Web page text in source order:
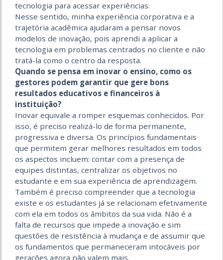
tecnologia para acessar experiências.
Nesse sentido, minha ex­periência corporativa e a
trajetória acadêmica ajudaram a pensar novos
modelos de inovação, pois aprendi a aplicar a
tecnologia em problemas centrados no cliente e não
tratá-la como o centro da resposta.
Quando se pensa em inovar o ensino, como os
gestores podem garantir que gere bons
resultados educativos e financeiros à
instituição?
Inovar equivale a romper esquemas conhecidos. Por
isso, é preciso realizá-lo de forma permanente,
progressiva e diversa. Os princípios fundamentais
que permitem gerar melhores resultados em todos
os aspectos incluem: contar com a presença de
equipes distintas, centralizar os objetivos no
estudante e em sua experiência de aprendizagem.
Também é preciso compreender que a tecnologia
existe e os estudantes já se relacionam efetivamente
com ela em todos os âmbitos da sua vida. Não é a
falta de recursos que impede a inovação e sim
questões de resistência à mudança e de assumir que
os fundamentos que permaneceram intocáveis por
gerações agora não valem mais.